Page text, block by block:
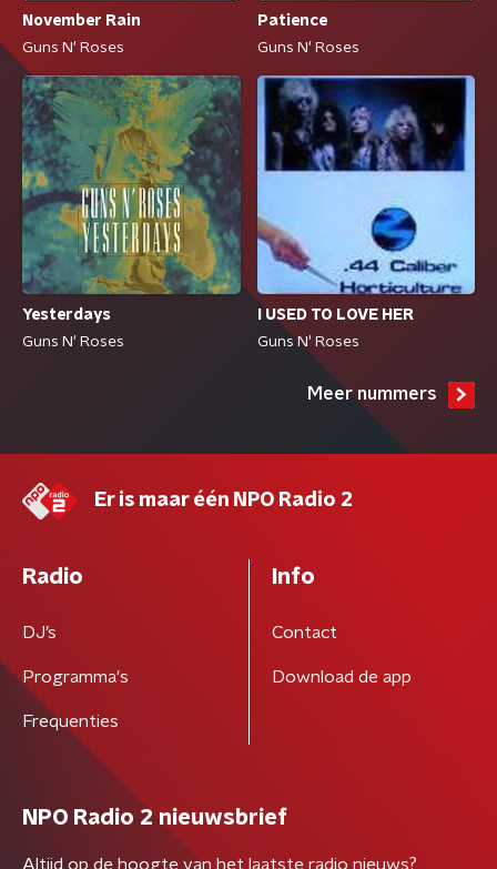
November Rain
Guns N' Roses
Patience
Guns N' Roses
Yesterdays
Guns N' Roses
I USED TO LOVE HER
Guns N' Roses
Meer nummers
Er is maar één NPO Radio 2
Radio
DJ’s
Programma's
Frequenties
Info
Contact
Download de app
NPO Radio 2 nieuwsbrief
Altijd op de hoogte van het laatste radio nieuws?